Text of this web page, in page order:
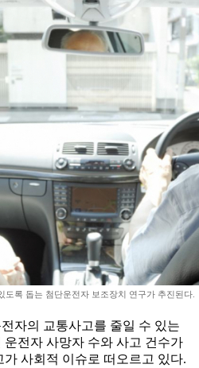
록 돕는 첨단운전자 보조장치 연구가 추진된다.
자의 교통사고를 줄일 수 있는
전자 사망자 수와 사고 건수가
사회적 이슈로 떠오르고 있다.